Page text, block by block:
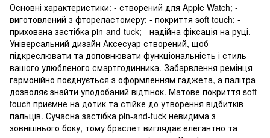
Основні характеристики: - створений для Apple Watch; -
виготовлений з фтореластомеру; - покриття soft touch; -
прихована застібка pin-and-tuck; - надійна фіксація на руці.
Універсальний дизайн Аксесуар створений, щоб
підкреслювати та доповнювати функціональність і стиль
вашого улюбленого смартгодинника. Забарвлення ремінця
гармонійно поєднується з оформленням гаджета, а палітра
дозволяє знайти уподобаний відтінок. Матове покриття soft
touch приємне на дотик та стійке до утворення відбитків
пальців. Сучасна застібка pin-and-tuck невидима з
зовнішнього боку, тому браслет виглядає елегантно та